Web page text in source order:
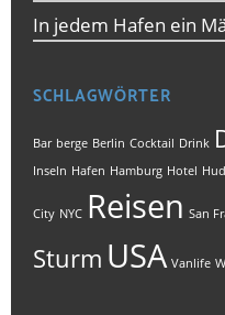
In jedem Hafen ein
SCHLAGWÖRTER
Bar berge Berlin Cocktail Drink
Inseln Hafen Hamburg Hotel
City NYC Reisen San
Sturm USA Vanlife